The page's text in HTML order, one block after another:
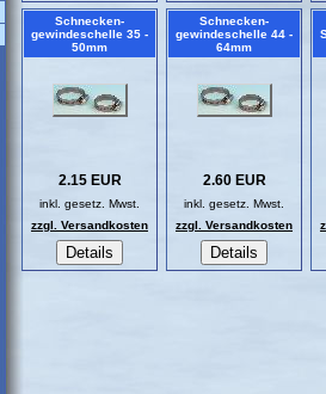
Schnecken-
gewindeschelle 35 -
50mm
2.15 EUR
inkl. gesetz. Mwst.
zzgl. Versandkosten
Schnecken-
gewindeschelle 44 -
64mm
2.60 EUR
inkl. gesetz. Mwst.
zzgl. Versandkosten